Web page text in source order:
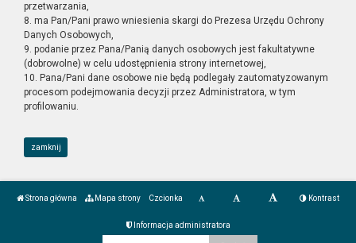
przetwarzania,
8. ma Pan/Pani prawo wniesienia skargi do Prezesa Urzędu Ochrony
Danych Osobowych,
9. podanie przez Pana/Panią danych osobowych jest fakultatywne
(dobrowolne) w celu udostępnienia strony internetowej,
10. Pana/Pani dane osobowe nie będą podlegały zautomatyzowanym
procesom podejmowania decyzji przez Administratora, w tym
profilowaniu.
zamknij
Strona główna Mapa strony Czcionka Kontrast
Informacja administratora